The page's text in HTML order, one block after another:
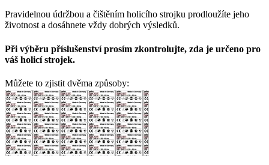
Pravidelnou údržbou a čištěním holicího strojku prodloužíte jeho
životnost a dosáhnete vždy dobrých výsledků.
Při výběru příslušenství prosím zkontrolujte, zda je určeno pro
váš holicí strojek.
Můžete to zjistit dvěma způsoby: